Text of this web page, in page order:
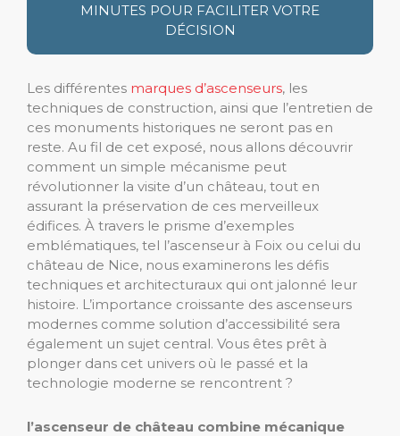
MINUTES POUR FACILITER VOTRE
DÉCISION
Les différentes marques d’ascenseurs, les
techniques de construction, ainsi que l’entretien de
ces monuments historiques ne seront pas en
reste. Au fil de cet exposé, nous allons découvrir
comment un simple mécanisme peut
révolutionner la visite d’un château, tout en
assurant la préservation de ces merveilleux
édifices. À travers le prisme d’exemples
emblématiques, tel l’ascenseur à Foix ou celui du
château de Nice, nous examinerons les défis
techniques et architecturaux qui ont jalonné leur
histoire. L’importance croissante des ascenseurs
modernes comme solution d’accessibilité sera
également un sujet central. Vous êtes prêt à
plonger dans cet univers où le passé et la
technologie moderne se rencontrent ?
l’ascenseur de château combine mécanique